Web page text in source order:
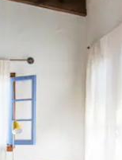
hacia arriba y hacia